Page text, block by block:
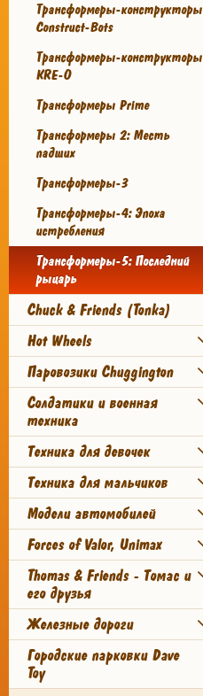
Трансформеры-конструкторы
Construct-Bots
Трансформеры-конструкторы
KRE-O
Трансформеры Prime
Трансформеры 2: Месть
падших
Трансформеры-3
Трансформеры-4: Эпоха
истребления
Трансформеры-5: Последний
рыцарь
Chuck & Friends (Tonka)
Hot Wheels
Паровозики Chuggington
Солдатики и военная
техника
Техника для девочек
Техника для мальчиков
Модели автомобилей
Forces of Valor, Unimax
Thomas & Friends - Томас и
его друзья
Железные дороги
Городские парковки Dave
Toy